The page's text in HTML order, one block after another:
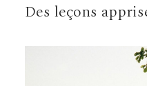
ABONNEZ-VOUS
RÈGLES SIMPLES
Des leçons